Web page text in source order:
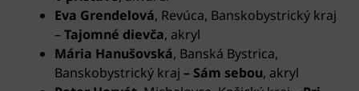
Eva Grendelová, Revúca, Banskobystrický kraj
–Tajomné dievča, akryl
Mária Hanušovská, Banská Bystrica,
Banskobystrický kraj – Sám sebou, akryl